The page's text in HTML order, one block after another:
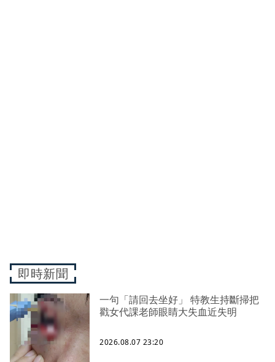
即時新聞
一句「請回去坐好」 特教生持斷掃把
戳女代課老師眼睛大失血近失明
2026.08.07 23:20